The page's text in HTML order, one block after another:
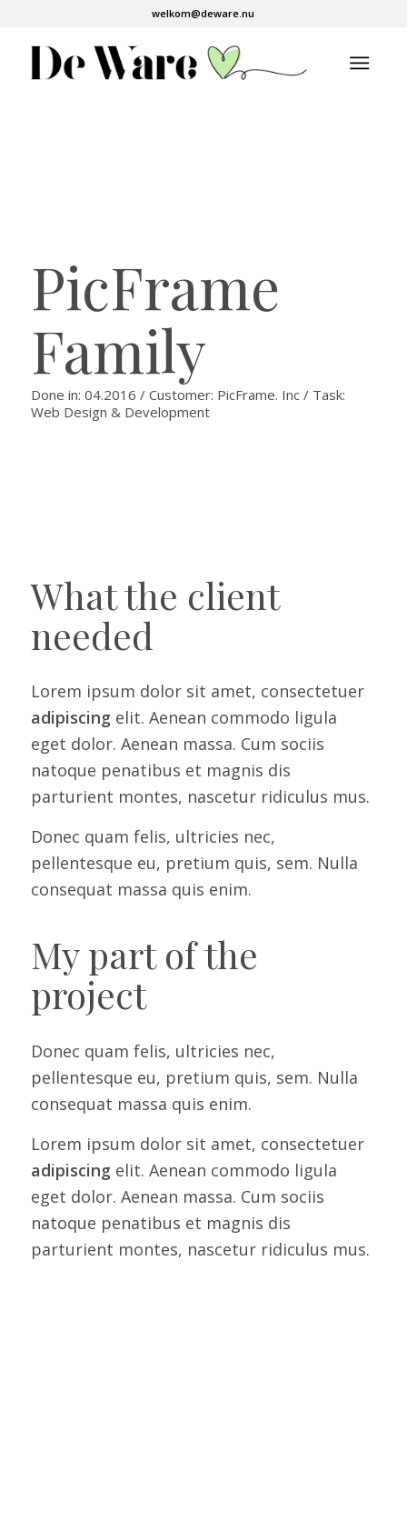
welkom@deware.nu
PicFrame
Family
Done in: 04.2016 / Customer: PicFrame. Inc / Task:
Web Design & Development
What the client
needed
Lorem ipsum dolor sit amet, consectetuer
adipiscing elit. Aenean commodo ligula
eget dolor. Aenean massa. Cum sociis
natoque penatibus et magnis dis
parturient montes, nascetur ridiculus mus.
Donec quam felis, ultricies nec,
pellentesque eu, pretium quis, sem. Nulla
consequat massa quis enim.
My part of the
project
Donec quam felis, ultricies nec,
pellentesque eu, pretium quis, sem. Nulla
consequat massa quis enim.
Lorem ipsum dolor sit amet, consectetuer
adipiscing elit. Aenean commodo ligula
eget dolor. Aenean massa. Cum sociis
natoque penatibus et magnis dis
parturient montes, nascetur ridiculus mus.